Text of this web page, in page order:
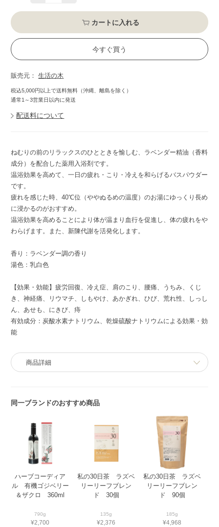
カートに入れる
今すぐ買う
販売元：生活の木
税込5,000円以上で送料無料（沖縄、離島を除く）
通常1～3営業日以内に発送
配送料について
ねむりの前のリラックスのひとときを愉しむ、ラベンダー精油（香料
成分）を配合した薬用入浴剤です。
温浴効果を高めて、一日の疲れ・こり・冷えを和らげるバスパウダー
です。
疲れを感じた時、40℃位（ややぬるめの温度）のお湯にゆっくり長め
に浸かるのがおすすめ。
温浴効果を高めることにより体が温まり血行を促進し、体の疲れをや
わらげます。また、新陳代謝を活発化します。
香り：ラベンダー調の香り
湯色：乳白色
【効果・効能】疲労回復、冷え症、肩のこり、腰痛、うちみ、くじ
き、神経痛、リウマチ、しもやけ、あかぎれ、ひび、荒れ性、しっし
ん、あせも、にきび、痔
有効成分：炭酸水素ナトリウム、乾燥硫酸ナトリウムによる効果・効
能
商品詳細
同一ブランドのおすすめ商品
ハーブコーディア
ル 有機ゴジベリー
＆ザクロ 360ml
790g
¥2,700
私の30日茶 ラズベ
リーリーフブレン
ド 30個
135g
¥2,376
私の30日茶 ラズベ
リーリーフブレン
ド 90個
185g
¥4,968